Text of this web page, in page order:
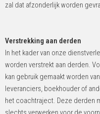
zal dat afzonderlijk worden
Verstrekking aan derden
In het kader van onze
worden verstrekt aan derden.
kan gebruik gemaakt worden
leveranciers, boekhouder of
het coachtraject. Deze derden